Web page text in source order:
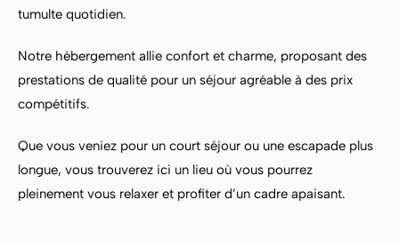
tumulte quotidien.
Notre hébergement allie confort et charme, proposant des
prestations de qualité pour un séjour agréable à des prix
compétitifs.
Que vous veniez pour un court séjour ou une escapade plus
longue, vous trouverez ici un lieu où vous pourrez
pleinement vous relaxer et profiter d’un cadre apaisant.